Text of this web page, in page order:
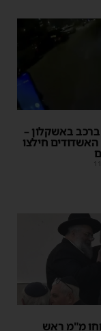
ברכב באשקלון –
חילצו
מ"מ ראש